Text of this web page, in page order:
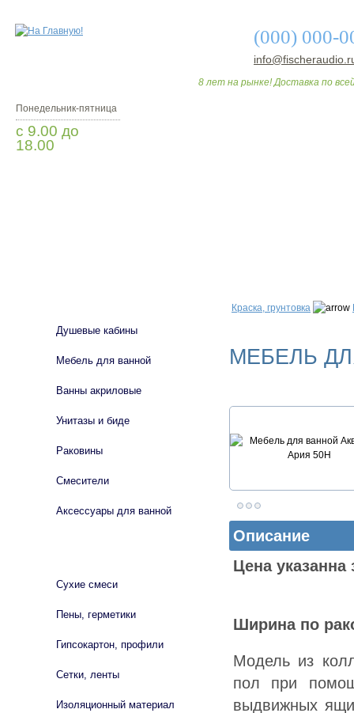
(000) 000-
8 лет на рынке! Доставка по
Понедельник-пятница
с 9.00 до
18.00
Краска, грунтовка
МЕБЕЛЬ
Описание
Цена
Ширина по
Модель из
пол при
выдвижных
Душевые кабины
Мебель для ванной
Ванны акриловые
Унитазы и биде
Раковины
Смесители
Аксессуары для ванной
Сухие смеси
Пены, герметики
Гипсокартон, профили
Сетки, ленты
Изоляционный материал